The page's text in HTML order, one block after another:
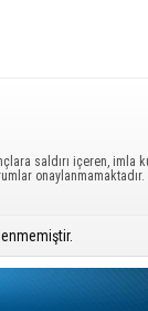
saldırı içeren, imla
onaylanmamaktadır.